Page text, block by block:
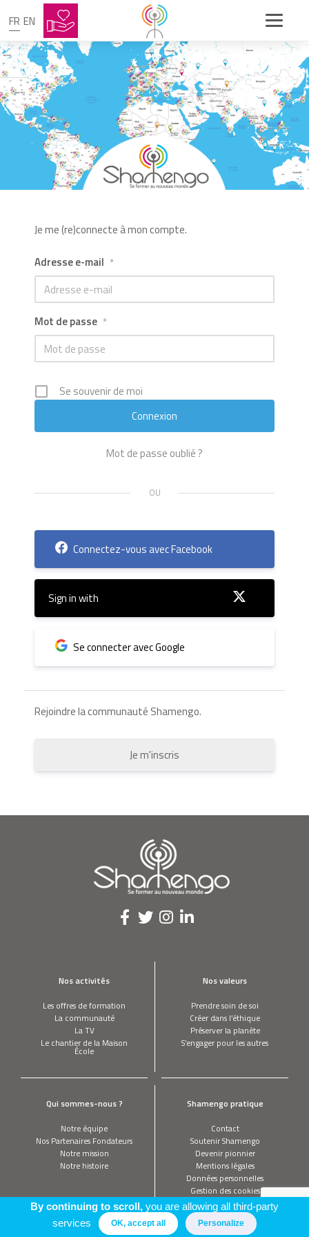
FR EN
Je me (re)connecte à mon compte.
Adresse e-mail *
Mot de passe *
Se souvenir de moi
Mot de passe oublié ?
Connectez-vous avec Facebook
Sign in with
Se connecter avec Google
Rejoindre la communauté Shamengo.
Je m'inscris
Nos activités
Les offres de formation
La communauté
La TV
Le chantier de la Maison
École
Nos valeurs
Prendre soin de soi
Créer dans l’éthique
Préserver la planète
S’engager pour les autres
Qui sommes-nous ?
Notre équipe
Nos Partenaires Fondateurs
Notre mission
Notre histoire
Shamengo pratique
Contact
Soutenir Shamengo
Devenir pionnier
Mentions légales
Données personnelles
Gestion des cookies
By continuing to scroll,you are allowing all third-party
services
OK, accept all Personalize